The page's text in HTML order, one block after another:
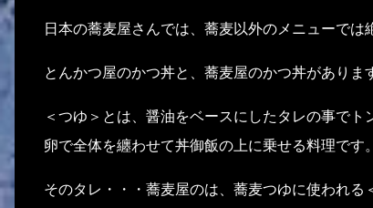
日本の蕎麦屋さんでは、蕎麦以外のメニューでは
とんかつ屋のかつ丼と、蕎麦屋のかつ丼がありま
＜つゆ＞とは、醤油をベースにしたタレの事で
卵で全体を纏わせて丼御飯の上に乗せる料理です。
そのタレ・・・蕎麦屋のは、蕎麦つゆに使われ